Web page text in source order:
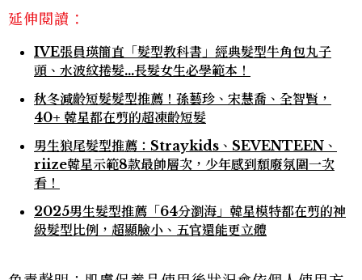
延伸閱讀：
IVE張員瑛簡直「髮型教科書」經典髮型牛角包丸子
頭、水波紋捲髮…長髮女生必學範本！
秋冬減齡短髮髮型推薦！孫藝珍、宋慧喬、全智賢，
40+ 韓星都在剪的超凍齡短髮
男生狼尾髮型推薦：Straykids、SEVENTEEN、
riize韓星示範8款最帥層次，少年感到頹廢氛圍一次
看！
2025男生髮型推薦「64分瀏海」韓星模特都在剪的神
級髮型比例，超顯臉小、五官還能更立體